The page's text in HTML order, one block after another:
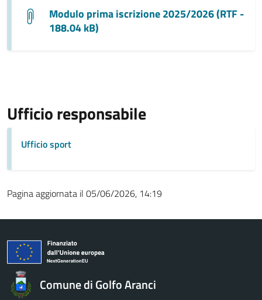
Modulo prima iscrizione 2025/2026 (RTF -
188.04 kB)
Ufficio responsabile
Ufficio sport
Pagina aggiornata il 05/06/2026, 14:19
Comune di Golfo Aranci